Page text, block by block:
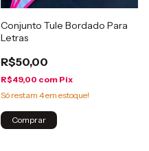
Conjunto Tule Bordado Para
Letras
R$50,00
R$49,00 com Pix
Só restam 4em estoque!
Comprar